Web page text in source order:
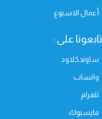
أعمال الاسبوع
تابعونا على :
ساوندكلاود
واتساب
تلغرام
فايسبوك